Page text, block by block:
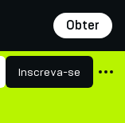
Obter
Inscreva-se